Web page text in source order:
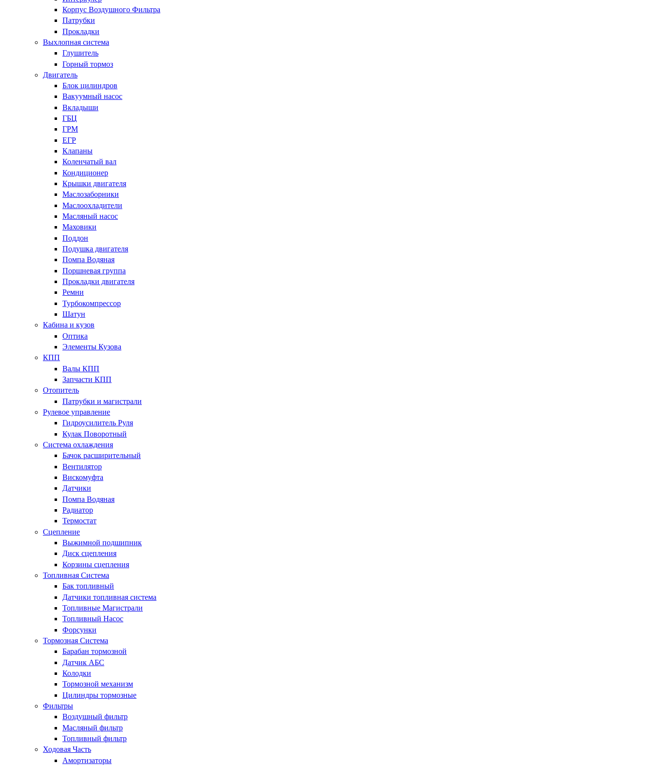
Корпус Воздушного Фильтра
Патрубки
Прокладки
Выхлопная система
Глушитель
Горный тормоз
Двигатель
Блок цилиндров
Вакуумный насос
Вкладыши
ГБЦ
ГРМ
ЕГР
Клапаны
Коленчатый вал
Кондиционер
Крышки двигателя
Маслозаборники
Маслоохладители
Масляный насос
Маховики
Поддон
Подушка двигателя
Помпа Водяная
Поршневая группа
Прокладки двигателя
Ремни
Турбокомпрессор
Шатун
Кабина и кузов
Оптика
Элементы Кузова
КПП
Валы КПП
Запчасти КПП
Отопитель
Патрубки и магистрали
Рулевое управление
Гидроусилитель Руля
Кулак Поворотный
Система охлаждения
Бачок расширительный
Вентилятор
Вискомуфта
Датчики
Помпа Водяная
Радиатор
Термостат
Сцепление
Выжимной подшипник
Диск сцепления
Корзины сцепления
Топливная Система
Бак топливный
Датчики топливная система
Топливные Магистрали
Топливный Насос
Форсунки
Тормозная Система
Барабан тормозной
Датчик АБС
Колодки
Тормозной механизм
Цилиндры тормозные
Фильтры
Воздушный фильтр
Масляный фильтр
Топливный фильтр
Ходовая Часть
Амортизаторы